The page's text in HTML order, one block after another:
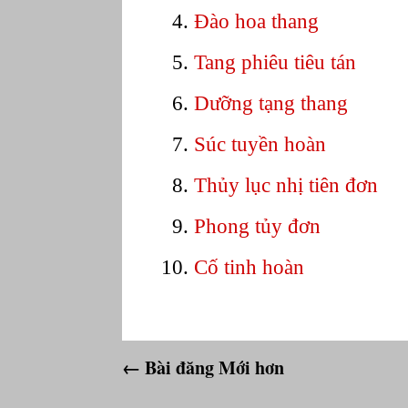
Đào hoa thang
Tang phiêu tiêu tán
Dưỡng tạng thang
Súc tuyền hoàn
Thủy lục nhị tiên đơn
Phong tủy đơn
Cố tinh hoàn
← Bài đăng Mới hơn